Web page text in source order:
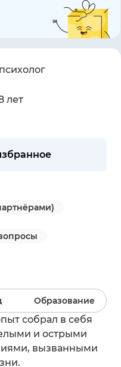
лет
Образование
собрал в себя
и острыми
вызванными